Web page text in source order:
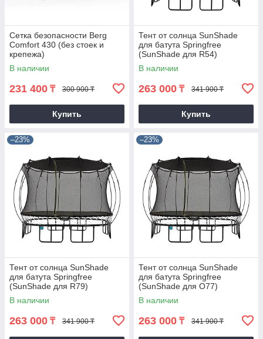
Сетка безопасности Berg
Comfort 430 (без стоек и
крепежа)
В наличии
231 400 ₸ 300 900 ₸
Купить
Тент от солнца SunShade
для батута Springfree
(SunShade для R54)
В наличии
263 000 ₸ 341 900 ₸
Купить
–23%
Тент от солнца SunShade
для батута Springfree
(SunShade для R79)
В наличии
263 000 ₸ 341 900 ₸
–23%
Тент от солнца SunShade
для батута Springfree
(SunShade для O77)
В наличии
263 000 ₸ 341 900 ₸